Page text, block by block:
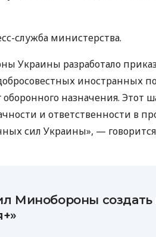
служба министерства.
Украины разработало
иностранных
оборонного назначения. Этот
и ответственности в
сил Украины», —
Минобороны создать